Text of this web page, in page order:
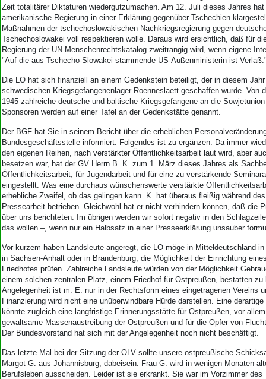
Zeit totalitärer Diktaturen wiedergutzumachen. Am 12. Juli dieses Jahres hat
amerikanische Regierung in einer Erklärung gegenüber Tschechien
Maßnahmen der tschechoslowakischen Nachkriegsregierung gegen
Tschechoslowakei voll respektieren wolle. Daraus wird ersichtlich, daß für
Regierung der UN-Menschenrechtskatalog zweitrangig wird, wenn eigene
"Auf die aus Tschecho-Slowakei stammende US-Außenministerin ist
Die LO hat sich finanziell an einem Gedenkstein beteiligt, der in diesem
schwedischen Kriegsgefangenenlager Roenneslaett geschaffen wurde. Von
1945 zahlreiche deutsche und baltische Kriegsgefangene an die
Sponsoren werden auf einer Tafel an der Gedenkstätte genannt.
Der BGF hat Sie in seinem Bericht über die erheblichen
Bundesgeschäftsstelle informiert. Folgendes ist zu ergänzen. Da immer
den eigenen Reihen, nach verstärkter Öffentlichkeitsarbeit laut wird, aber
besetzen war, hat der GV Herrn B. K. zum 1. März dieses Jahres als
Öffentlichkeitsarbeit, für Jugendarbeit und für eine zu verstärkende
eingestellt. Was eine durchaus wünschenswerte verstärkte
erhebliche Zweifel, ob das gelingen kann. K. hat überaus fleißig während
Pressearbeit betrieben. Gleichwohl hat er nicht verhindern können, daß die
über uns berichteten. Im übrigen werden wir sofort negativ in den
das wollen –, wenn nur ein Halbsatz in einer Presseerklärung unsauber
Vor kurzem haben Landsleute angeregt, die LO möge in Mitteldeutschland
in Sachsen-Anhalt oder in Brandenburg, die Möglichkeit der Einrichtung
Friedhofes prüfen. Zahlreiche Landsleute würden von der Möglichkeit
einem solchen zentralen Platz, einem Friedhof für Ostpreußen, bestatten zu
Angelegenheit ist m. E. nur in der Rechtsform eines eingetragenen Vereins
Finanzierung wird nicht eine unüberwindbare Hürde darstellen. Eine
könnte zugleich eine langfristige Erinnerungsstätte für Ostpreußen, vor
gewaltsame Massenaustreibung der Ostpreußen und für die Opfer von
Der Bundesvorstand hat sich mit der Angelegenheit noch nicht beschäftigt.
Das letzte Mal bei der Sitzung der OLV sollte unsere ostpreußische
Margot G. aus Johannisburg, dabeisein. Frau G. wird in wenigen Monaten
Berufsleben ausscheiden. Leider ist sie erkrankt. Sie war im Vorzimmer des